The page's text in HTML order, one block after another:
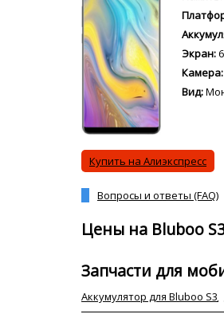
Экран:
Камера:
Вид:
Купить на Алиэкспресс
Вопросы и ответы (FAQ)
Цены на Bluboo
Запчасти для
Аккумулятор для Bluboo S3